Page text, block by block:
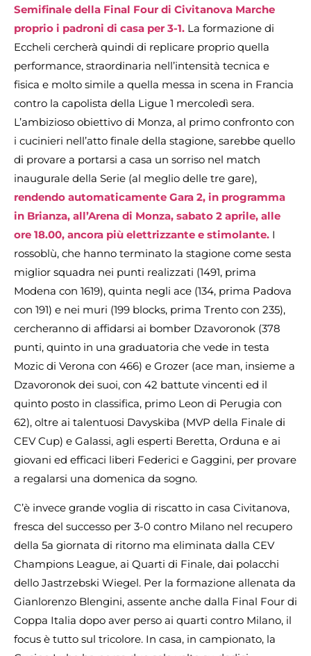
Semifinale della Final Four di Civitanova Marche
proprio i padroni di casa per 3-1. La formazione di
Eccheli cercherà quindi di replicare proprio quella
performance, straordinaria nell’intensità tecnica e
fisica e molto simile a quella messa in scena in Francia
contro la capolista della Ligue 1 mercoledì sera.
L’ambizioso obiettivo di Monza, al primo confronto con
i cucinieri nell’atto finale della stagione, sarebbe quello
di provare a portarsi a casa un sorriso nel match
inaugurale della Serie (al meglio delle tre gare),
rendendo automaticamente Gara 2, in programma
in Brianza, all’Arena di Monza, sabato 2 aprile, alle
ore 18.00, ancora più elettrizzante e stimolante. I
rossoblù, che hanno terminato la stagione come sesta
miglior squadra nei punti realizzati (1491, prima
Modena con 1619), quinta negli ace (134, prima Padova
con 191) e nei muri (199 blocks, prima Trento con 235),
cercheranno di affidarsi ai bomber Dzavoronok (378
punti, quinto in una graduatoria che vede in testa
Mozic di Verona con 466) e Grozer (ace man, insieme a
Dzavoronok dei suoi, con 42 battute vincenti ed il
quinto posto in classifica, primo Leon di Perugia con
62), oltre ai talentuosi Davyskiba (MVP della Finale di
CEV Cup) e Galassi, agli esperti Beretta, Orduna e ai
giovani ed efficaci liberi Federici e Gaggini, per provare
a regalarsi una domenica da sogno.
C’è invece grande voglia di riscatto in casa Civitanova,
fresca del successo per 3-0 contro Milano nel recupero
della 5a giornata di ritorno ma eliminata dalla CEV
Champions League, ai Quarti di Finale, dai polacchi
dello Jastrzebski Wiegel. Per la formazione allenata da
Gianlorenzo Blengini, assente anche dalla Final Four di
Coppa Italia dopo aver perso ai quarti contro Milano, il
focus è tutto sul tricolore. In casa, in campionato, la